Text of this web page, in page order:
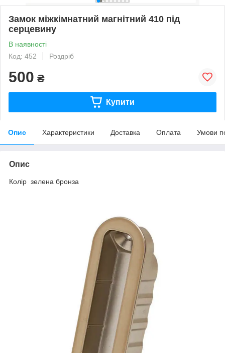
Замок міжкімнатний магнітний 410 під
серцевину
В наявності
Код: 452
Роздріб
500 ₴
Купити
Опис Характеристики Доставка Оплата Умови
Опис
Колір зелена бронза